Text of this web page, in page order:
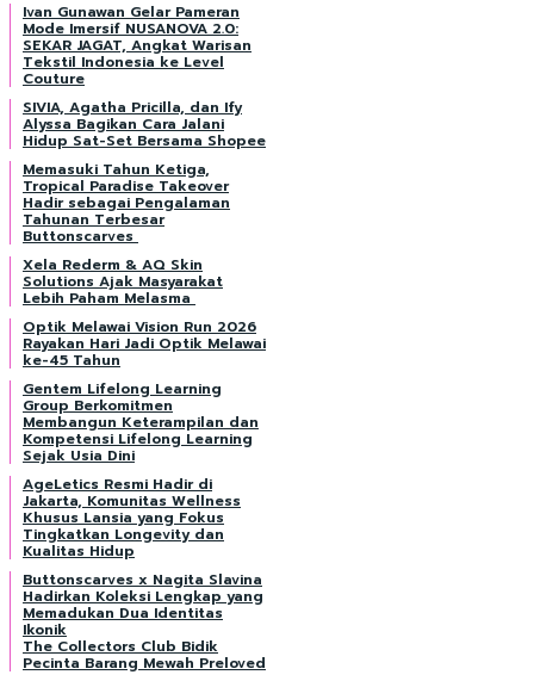
Ivan Gunawan Gelar Pameran
Mode Imersif NUSANOVA 2.0:
SEKAR JAGAT, Angkat Warisan
Tekstil Indonesia ke Level
Couture
SIVIA, Agatha Pricilla, dan Ify
Alyssa Bagikan Cara Jalani
Hidup Sat-Set Bersama Shopee
Memasuki Tahun Ketiga,
Tropical Paradise Takeover
Hadir sebagai Pengalaman
Tahunan Terbesar
Buttonscarves
Xela Rederm & AQ Skin
Solutions Ajak Masyarakat
Lebih Paham Melasma
Optik Melawai Vision Run 2026
Rayakan Hari Jadi Optik Melawai
ke-45 Tahun
Gentem Lifelong Learning
Group Berkomitmen
Membangun Keterampilan dan
Kompetensi Lifelong Learning
Sejak Usia Dini
AgeLetics Resmi Hadir di
Jakarta, Komunitas Wellness
Khusus Lansia yang Fokus
Tingkatkan Longevity dan
Kualitas Hidup
Buttonscarves x Nagita Slavina
Hadirkan Koleksi Lengkap yang
Memadukan Dua Identitas
Ikonik
The Collectors Club Bidik
Pecinta Barang Mewah Preloved